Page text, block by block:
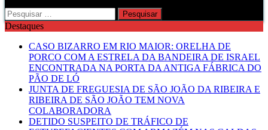
Pesquisar
por:
Destaques
CASO BIZARRO EM RIO MAIOR: ORELHA DE
PORCO COM A ESTRELA DA BANDEIRA DE ISRAEL
ENCONTRADA NA PORTA DA ANTIGA FÁBRICA DO
PÃO DE LÓ
JUNTA DE FREGUESIA DE SÃO JOÃO DA RIBEIRA E
RIBEIRA DE SÃO JOÃO TEM NOVA
COLABORADORA
DETIDO SUSPEITO DE TRÁFICO DE